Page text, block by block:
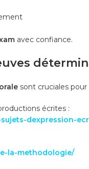
avec confiance.
sont cruciales
écrites :
dexpression-
la-methodologie/